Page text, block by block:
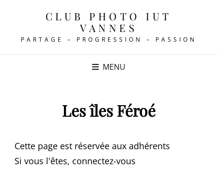
CLUB PHOTO IUT
VANNES
PARTAGE – PROGRESSION – PASSION
MENU
Les îles Féroé
Cette page est réservée aux adhérents
Si vous l'êtes, connectez-vous